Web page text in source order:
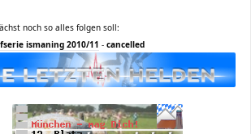
noch so alles folgen soll:
ismaning 2010/11 - cancelled